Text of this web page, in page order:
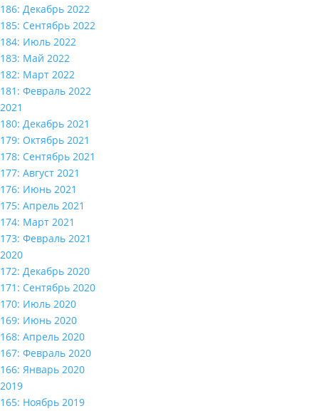
186: Декабрь 2022
185: Сентябрь 2022
184: Июль 2022
183: Май 2022
182: Март 2022
181: Февраль 2022
2021
180: Декабрь 2021
179: Октябрь 2021
178: Сентябрь 2021
177: Август 2021
176: Июнь 2021
175: Апрель 2021
174: Март 2021
173: Февраль 2021
2020
172: Декабрь 2020
171: Сентябрь 2020
170: Июль 2020
169: Июнь 2020
168: Апрель 2020
167: Февраль 2020
166: Январь 2020
2019
165: Ноябрь 2019